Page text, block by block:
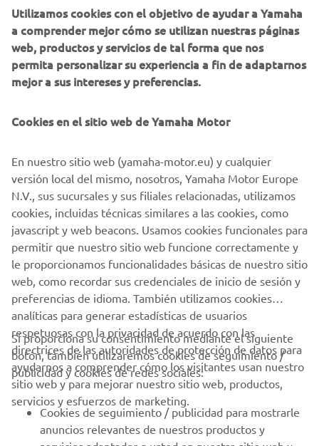
Del mismo modo queda la clasificación provisional de la
YZ125 bLU cRU Cup 2024 en la que Polvillo no ha cedido
por el momento ningún punto.
El 9 y 10 de marzo será el momento de ver en acción a los
esta temporada. El escenario elegido será el circuito Tajoa
CORPORATIVO
PROFESIONALES
MÁS YAMAHA
AYUDA
web, productos y servicios de tal forma que nos
permita personalizar su experiencia a fin de adaptarnos
mejor a sus intereses y preferencias.
N.V., sus sucursales y sus filiales relacionadas, utilizamos
cookies, incluidas técnicas similares a las cookies, como
javascript y web beacons. Usamos cookies funcionales para
permitir que nuestro sitio web funcione correctamente y
le proporcionamos funcionalidades básicas de nuestro sitio
web, como recordar sus credenciales de inicio de sesión y
preferencias de idioma. También utilizamos cookies
analíticas para generar estadísticas de usuarios
respetuosas con la privacidad de acuerdo con las
directrices de las autoridades de protección de datos para
ayudarnos a comprender cómo los visitantes usan nuestro
sitio web y para mejorar nuestro sitio web, productos,
servicios y esfuerzos de marketing.
Si proporciona su consentimiento mediante el siguiente
botón, también utilizaremos cookies de seguimiento /
publicidad y cookies de redes sociales:
Cookies de seguimiento / publicidad para mostrarle
anuncios relevantes de nuestros productos y
servicios adaptados a usted en nuestro sitio web y
en sitios web de terceros, incluidas plataformas de